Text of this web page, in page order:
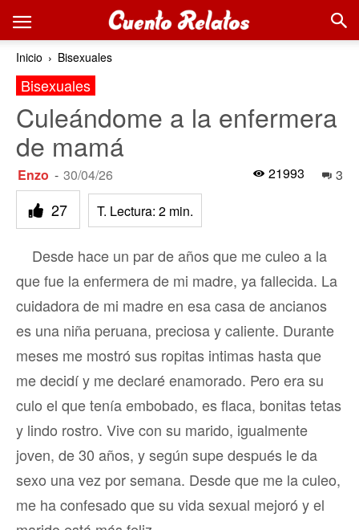
Inicio Bisexuales
Bisexuales
Culeándome a la enfermera
de mamá
Enzo - 30/04/26 3
21993
27 T. Lectura: 2 min.
Desde hace un par de años que me culeo a la
que fue la enfermera de mi madre, ya fallecida. La
cuidadora de mi madre en esa casa de ancianos
es una niña peruana, preciosa y caliente. Durante
meses me mostró sus ropitas intimas hasta que
me decidí y me declaré enamorado. Pero era su
culo el que tenía embobado, es flaca, bonitas tetas
y lindo rostro. Vive con su marido, igualmente
joven, de 30 años, y según supe después le da
sexo una vez por semana. Desde que me la culeo,
me ha confesado que su vida sexual mejoró y el